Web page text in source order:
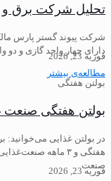
تحلیل شرکت برق و
شرکت پیوند گستر پارس
دارای چهار واحد گازی و دو واحد
مطالعه‌ی بیشتر
فوریه 23, 2026
بولتن هفتگی
بولتن هفتگی صنعت غذایی
در بولتن غذایی
هفتگی و ۳ ماهه
صنعت
فوریه 23, 2026